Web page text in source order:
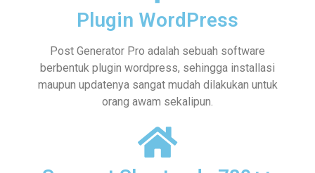
Plugin WordPress
Post Generator Pro adalah sebuah software
berbentuk plugin wordpress, sehingga installasi
maupun updatenya sangat mudah dilakukan untuk
orang awam sekalipun.